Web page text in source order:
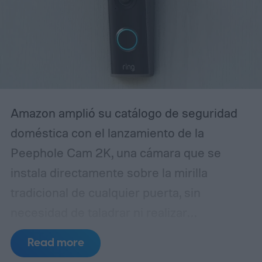
tu familia— es clave para evitar
frustraciones y lograr que la bocina
realmente responda como un miembro
Amazon amplió su catálogo de seguridad
doméstica con el lanzamiento de la
Peephole Cam 2K, una cámara que se
instala directamente sobre la mirilla
modificaciones estructurales. El dispositivo
está pensado especialmente para quienes
Read more